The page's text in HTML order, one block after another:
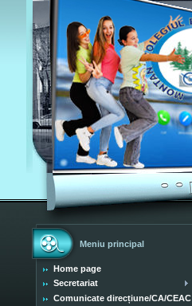
Meniu principal
Home page
Secretariat
Comunicate direcțiune/CA/CEAC